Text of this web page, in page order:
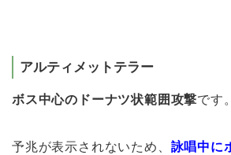
アルティメットテラー
ボス中心のドーナツ状範囲攻撃です。
予兆が表示されないため、 詠唱中に